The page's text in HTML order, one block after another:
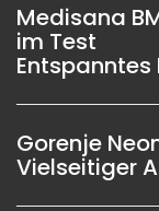
Medisana
im Test
Gorenje
Vielseitiger